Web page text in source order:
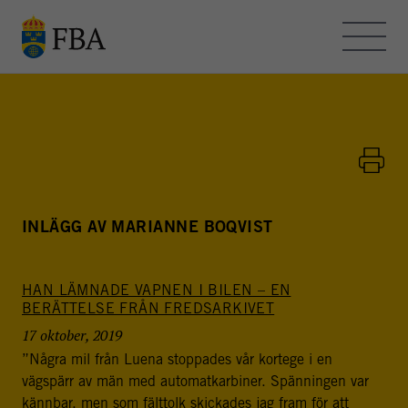
HEMSIDAN
FBA - BLOGGEN
FBA arbetar med internationella fredsinsatser och
utvecklingssamarbete. Myndigheten bedriver
utbildning, forskning och metodutveckling för att stödja
freds- och statsbyggande i konflikt- och
INLÄGG AV MARIANNE BOQVIST
HAN LÄMNADE VAPNEN I BILEN – EN
BERÄTTELSE FRÅN FREDSARKIVET
17 oktober, 2019
”Några mil från Luena stoppades vår kortege i en
vägspärr av män med automatkarbiner. Spänningen var
kännbar, men som fälttolk skickades jag fram för att